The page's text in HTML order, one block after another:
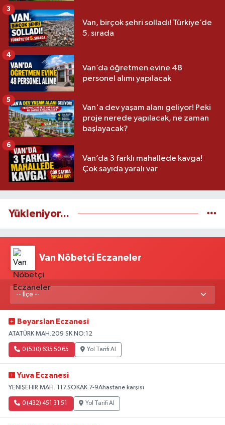
Van, birçok şehri solladı! Türkiye’de
5. sırada
3
Van’da öğretmen evine 48
personel alımı yapılacak
4
Van'a dev yaşam alanı geliyor! Peki
proje nerede yapılacak, ne zaman
başlayacak?
5
Van’da 3 farklı mahallede kavga!
Çok sayıda yaralı var
6
Yükleniyor...
Van Nöbetçi Eczaneler
Beyarslan Eczanesi
ATATÜRK MAH.209 SK.NO:12
0 (530) 635 50 65 Yol Tarifi Al
Yuva Eczanesi
YENİŞEHİR MAH. 117.SOKAK 7-9Ahastane karşısı
0 (432) 451 31 51 Yol Tarifi Al